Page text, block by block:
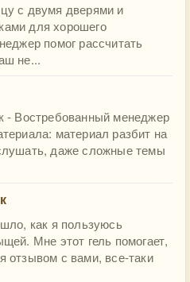
с двумя дверями и
для хорошего
помог рассчитать
не...
- Востребованный менеджер
материал разбит на
даже сложные темы
как я пользуюсь
Мне этот гель помогает,
отзывом с вами, все-таки